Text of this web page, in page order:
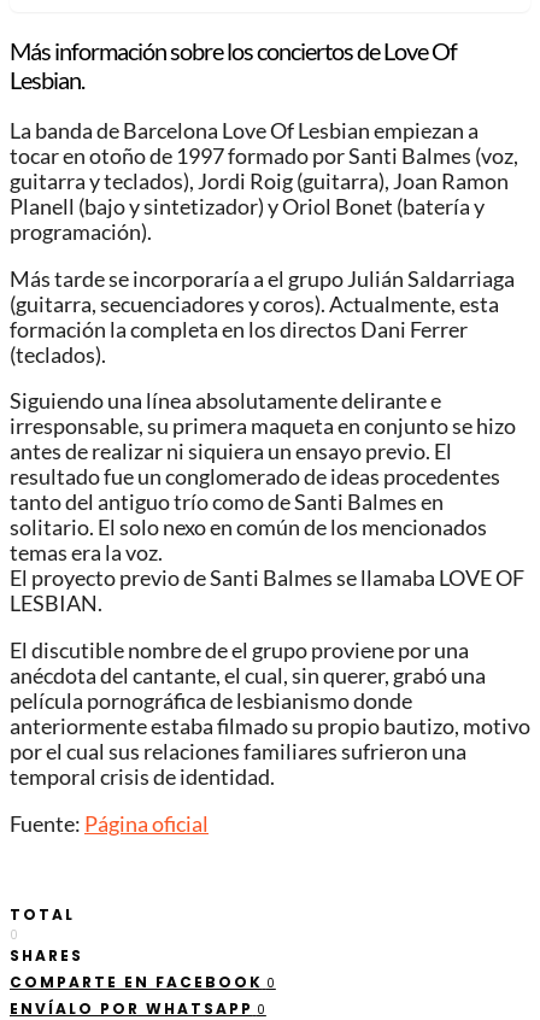
Más información sobre los conciertos de Love Of
Lesbian.
La banda de Barcelona Love Of Lesbian empiezan a
tocar en otoño de 1997 formado por Santi Balmes (voz,
guitarra y teclados), Jordi Roig (guitarra), Joan Ramon
Planell (bajo y sintetizador) y Oriol Bonet (batería y
programación).
Más tarde se incorporaría a el grupo Julián Saldarriaga
(guitarra, secuenciadores y coros). Actualmente, esta
formación la completa en los directos Dani Ferrer
(teclados).
Siguiendo una línea absolutamente delirante e
irresponsable, su primera maqueta en conjunto se hizo
antes de realizar ni siquiera un ensayo previo. El
resultado fue un conglomerado de ideas procedentes
tanto del antiguo trío como de Santi Balmes en
solitario. El solo nexo en común de los mencionados
temas era la voz.
El proyecto previo de Santi Balmes se llamaba LOVE OF
LESBIAN.
El discutible nombre de el grupo proviene por una
anécdota del cantante, el cual, sin querer, grabó una
película pornográfica de lesbianismo donde
anteriormente estaba filmado su propio bautizo, motivo
por el cual sus relaciones familiares sufrieron una
temporal crisis de identidad.
Fuente: Página oficial
TOTAL
0
SHARES
COMPARTE EN FACEBOOK 0
ENVÍALO POR WHATSAPP 0